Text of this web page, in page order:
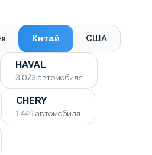
Китай США
HAVAL
3 073 автомобиля
CHERY
1 449 автомобиля